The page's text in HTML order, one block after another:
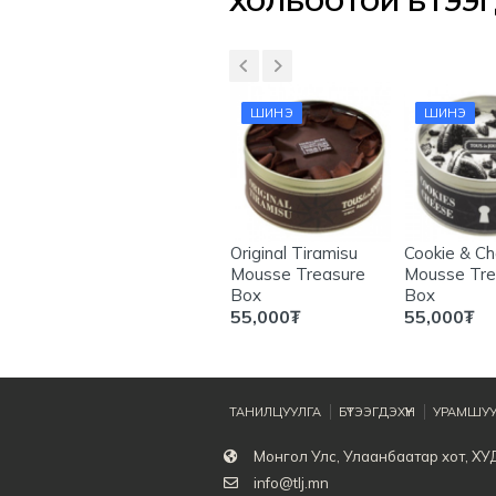
ШИНЭ
Original Tiramisu
Mousse Treasure
Box
55,000₮
ШИНЭ
Cookie &
Mousse
Box
55,000₮
Монгол Улс, Улаанбаатар хот,
info@tlj.mn
ТАНИЛЦУУЛГА БҮТЭЭГДЭХҮҮН